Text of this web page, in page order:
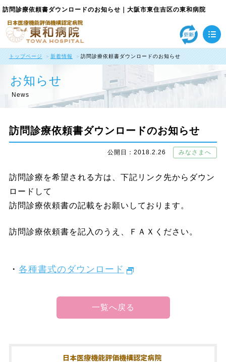
訪問診療依頼書ダウンロードのお知らせ｜大阪市東住吉区の東和病院
トップページ 新着情報 訪問診療依頼書ダウンロードのお知らせ
お知らせ
News
訪問診療依頼書ダウンロードのお知らせ
公開日：2018.2.26 みなさまへ
訪問診療を希望される方は、下記リンク先からダウン
ロードして
訪問診療依頼書の記載をお願いしております。
訪問診療依頼書を記入のうえ、ＦＡＸください。
各種書式のダウンロード
一覧へ戻る